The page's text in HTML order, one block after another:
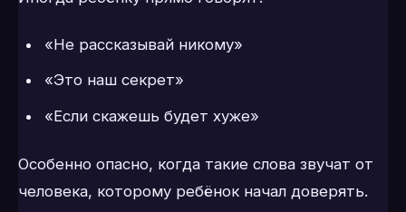
«Не рассказывай никому»
«Это наш секрет»
«Если скажешь будет хуже»
Особенно опасно, когда такие слова звучат от
человека, которому ребёнок начал доверять.